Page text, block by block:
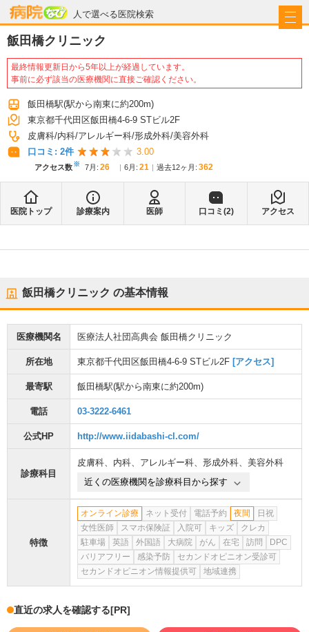
人で選べる医院検索
病院なび
飯田橋クリニック
最終情報更新日から5年以上が経過しています。
事前に必ず該当の医療機関に直接ご確認ください。
飯田橋駅(駅から南東に約200m)
東京都千代田区飯田橋4-6-9 STビル2F
皮膚科 内科 アレルギー科 形成外科 美容外科
口コミ: 2件 3.00
アクセス数※ 7月 : 26 6月 : 21 過去12ヶ月: 362
医院トップ 診療案内 医師 口コミ(2) アクセス
飯田橋クリニック の基本情報
医療機関名 医療法人社団高典会 飯田橋クリニック
所在地 東京都千代田区飯田橋4-6-9 STビル2F [アクセス]
最寄駅 飯田橋駅(駅から南東に約200m)
電話 03-3222-6461
公式HP http://www.iidabashi-cl.com/
診療科目
皮膚科、 内科、 アレルギー科、 形成外科、 美容外科
近くの医療機関を診療科目から探す
特徴
オンライン診療 ネット受付 電話予約 夜間
日祝
女性医師
スマホ保険証 入院可 キッズ
クレカ
駐車場
英語 外国語 大病院 がん 在宅 訪問
DPC
バリアフリー
感染予防
セカンドオピニオン受診可
セカンドオピニオン情報提供可
地域連携
直近の求人を確認する[PR]